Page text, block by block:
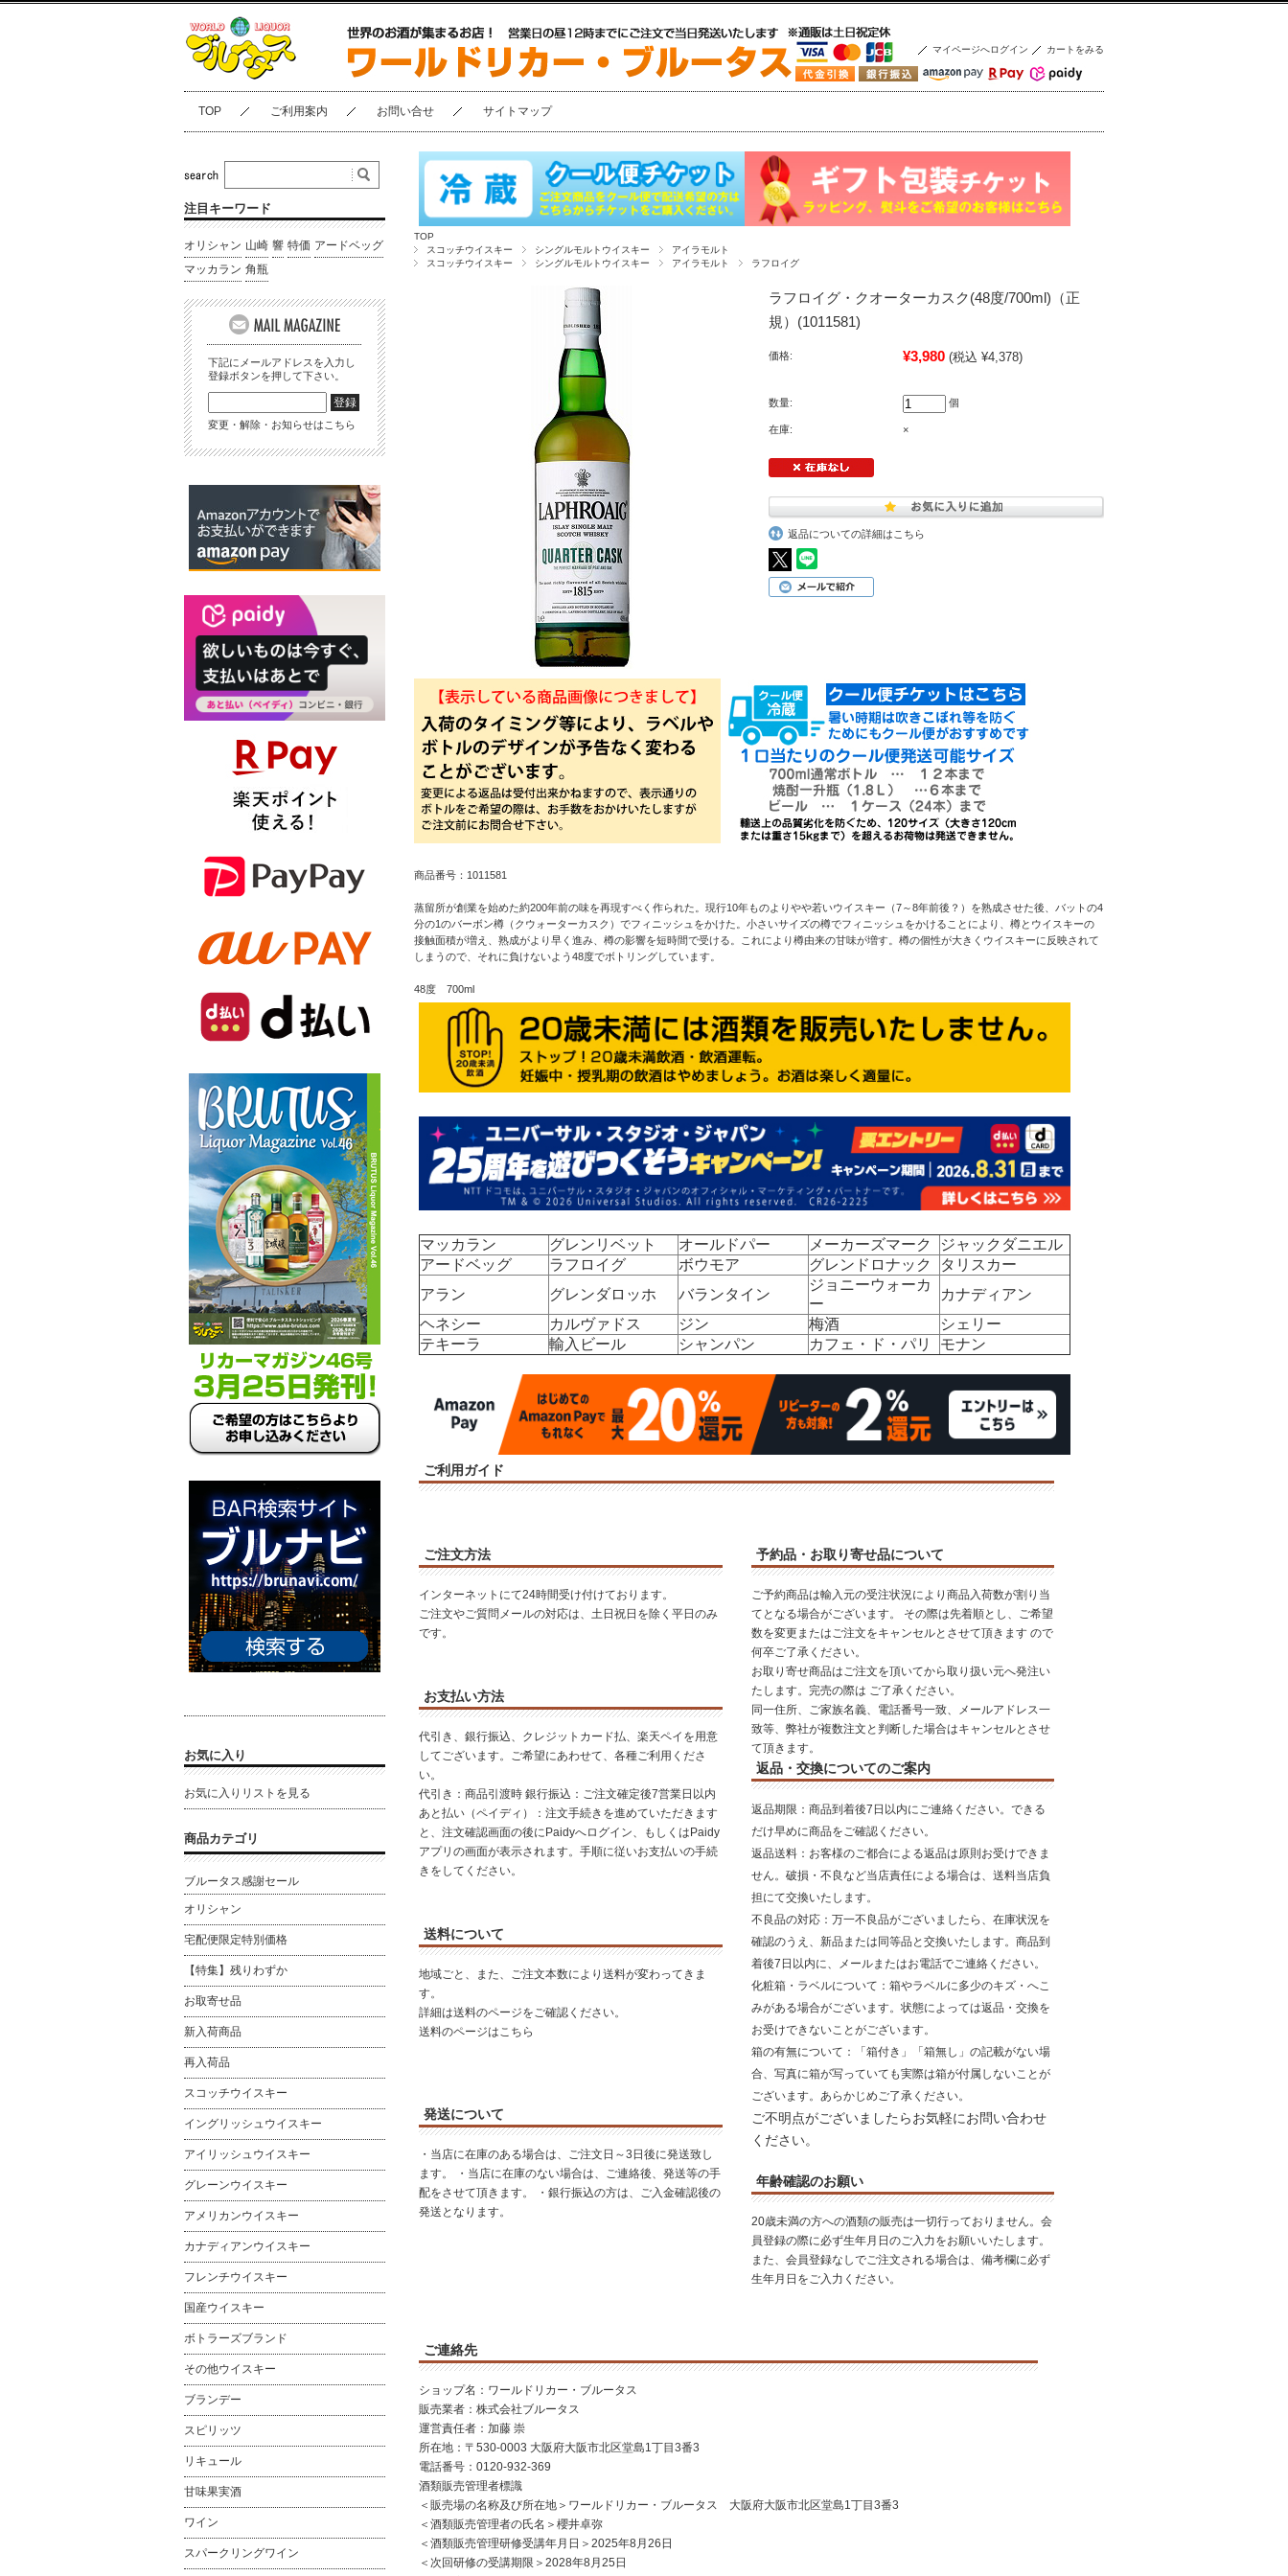
マイページへログイン カートをみる
TOP ご利用案内 お問い合せ サイトマップ
TOP
スコッチウイスキー
シングルモルトウイスキー
アイラモルト
スコッチウイスキー
シングルモルトウイスキー アイラモルト ラフロイグ
ラフロイグ・クオーターカスク(48度/700ml)（正
規）(1011581)
価格: ¥3,980 (税込 ¥4,378)
数量: 個
在庫: ×
返品についての詳細はこちら
商品番号：1011581
蒸留所が創業を始めた約200年前の味を再現すべく作られた。現行10年ものよりやや若いウイスキー（7～8年前後？）を熟成させた後、バットの4
分の1のバーボン樽（クウォーターカスク）でフィニッシュをかけた。小さいサイズの樽でフィニッシュをかけることにより、樽とウイスキーの
接触面積が増え、熟成がより早く進み、樽の影響を短時間で受ける。これにより樽由来の甘味が増す。樽の個性が大きくウイスキーに反映されて
しまうので、それに負けないよう48度でボトリングしています。
48度 700ml
マッカラン グレンリベット オールドパー メーカーズマーク
ジャックダニエル
アードベッグ
ラフロイグ ボウモア グレンドロナック
タリスカー
アラン
グレンダロッホ バランタイン
ジョニーウォーカ
ー
カナディアン
ヘネシー
カルヴァドス ジン 梅酒
シェリー
テキーラ
輸入ビール シャンパン カフェ・ド・パリ モナン
ご利用ガイド
ご注文方法
インターネットにて24時間受け付けております。
ご注文やご質問メールの対応は、土日祝日を除く平日のみ
です。
お支払い方法
代引き、銀行振込、クレジットカード払、楽天ペイを用意
してございます。ご希望にあわせて、各種ご利用くださ
い。
代引き：商品引渡時 銀行振込：ご注文確定後7営業日以内
あと払い（ペイディ）：注文手続きを進めていただきます
と、注文確認画面の後にPaidyへログイン、もしくはPaidy
アプリの画面が表示されます。手順に従いお支払いの手続
きをしてください。
送料について
地域ごと、また、ご注文本数により送料が変わってきま
す。
詳細は送料のページをご確認ください。
送料のページはこちら
発送について
・当店に在庫のある場合は、ご注文日～3日後に発送致し
ます。 ・当店に在庫のない場合は、ご連絡後、発送等の手
配をさせて頂きます。 ・銀行振込の方は、ご入金確認後の
発送となります。
予約品・お取り寄せ品について
ご予約商品は輸入元の受注状況により商品入荷数が割り当
てとなる場合がございます。 その際は先着順とし、ご希望
数を変更またはご注文をキャンセルとさせて頂きます ので
何卒ご了承ください。
お取り寄せ商品はご注文を頂いてから取り扱い元へ発注い
たします。完売の際は ご了承ください。
同一住所、ご家族名義、電話番号一致、メールアドレス一
致等、弊社が複数注文と判断した場合はキャンセルとさせ
て頂きます。
返品・交換についてのご案内
返品期限 ：商品到着後7日以内にご連絡ください。できる
だけ早めに商品をご確認ください。
返品送料：お客様のご都合による返品は原則お受けできま
せん。破損・不良など当店責任による場合は、送料当店負
担にて交換いたします。
不良品の対応：万一不良品がございましたら、在庫状況を
確認のうえ、新品または同等品と交換いたします。商品到
着後7日以内に、メールまたはお電話でご連絡ください。
化粧箱・ラベルについて ：箱やラベルに多少のキズ・へこ
みがある場合がございます。状態によっては返品・交換を
お受けできないことがございます。
箱の有無について ：「箱付き」「箱無し」の記載がない場
合、写真に箱が写っていても実際は箱が付属しないことが
ございます。あらかじめご了承ください。
ご不明点がございましたらお気軽にお問い合わせ
ください。
年齢確認のお願い
20歳未満の方への酒類の販売は一切行っておりません。会
員登録の際に必ず生年月日のご入力をお願いいたします。
また、会員登録なしでご注文される場合は、備考欄に必ず
生年月日をご入力ください。
ご連絡先
ショップ名：ワールドリカー・ブルータス
販売業者：株式会社ブルータス
運営責任者：加藤 崇
所在地：〒530-0003 大阪府大阪市北区堂島1丁目3番3
電話番号：0120-932-369
酒類販売管理者標識
＜販売場の名称及び所在地＞ワールドリカー・ブルータス 大阪府大阪市北区堂島1丁目3番3
＜酒類販売管理者の氏名＞櫻井卓弥
＜酒類販売管理研修受講年月日＞2025年8月26日
＜次回研修の受講期限＞2028年8月25日
注目キーワード
オリシャン 山崎 響 特価 アードベッグ
マッカラン 角瓶
下記にメールアドレスを入力し
登録ボタンを押して下さい。
変更・解除・お知らせはこちら
お気に入り
お気に入りリストを見る
商品カテゴリ
ブルータス感謝セール
オリシャン
宅配便限定特別価格
【特集】残りわずか
お取寄せ品
新入荷商品
再入荷品
スコッチウイスキー
イングリッシュウイスキー
アイリッシュウイスキー
グレーンウイスキー
アメリカンウイスキー
カナディアンウイスキー
フレンチウイスキー
国産ウイスキー
ボトラーズブランド
その他ウイスキー
ブランデー
スピリッツ
リキュール
甘味果実酒
ワイン
スパークリングワイン